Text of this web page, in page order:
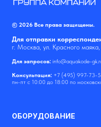
© 2026 Все права защищены.
Для отправки
г. Москва, ул. Красного
Для запросов: info@aquakode-
Консультация: +7 (495) 997-73-
пн-пт с 10:00 до 18:00 по
ОБОРУДОВАНИЕ